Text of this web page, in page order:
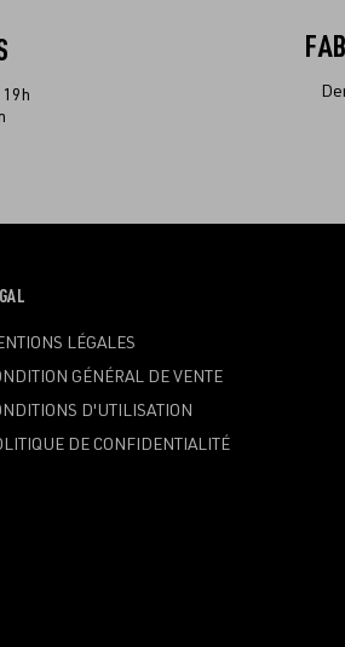
LÉGALES
GÉNÉRAL DE VENTE
D'UTILISATION
DE CONFIDENTIALITÉ